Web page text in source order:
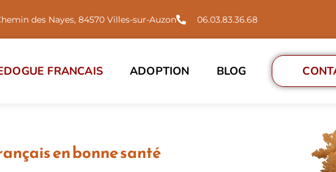
des Nayes, 84570 Villes-sur-Auzon 06.03.83.36.68
FRANCAIS ADOPTION BLOG
en bonne santé